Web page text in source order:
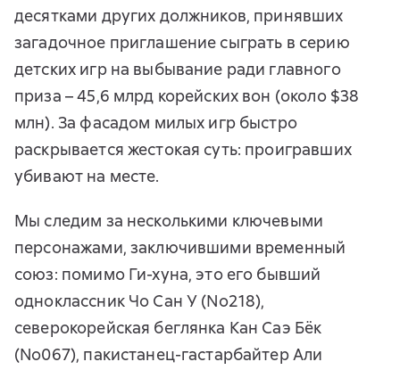
десятками других должников, принявших
загадочное приглашение сыграть в серию
детских игр на выбывание ради главного
приза – 45,6 млрд корейских вон (около $38
млн). За фасадом милых игр быстро
раскрывается жестокая суть: проигравших
убивают на месте.
Мы следим за несколькими ключевыми
персонажами, заключившими временный
союз: помимо Ги-хуна, это его бывший
одноклассник Чо Сан У (No218),
северокорейская беглянка Кан Саэ Бёк
(No067), пакистанец-гастарбайтер Али